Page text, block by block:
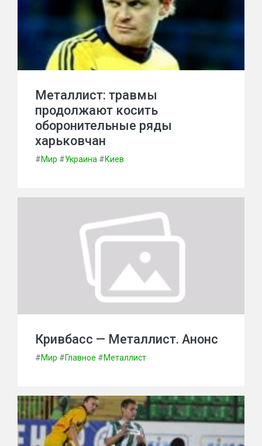
Металлист: травмы
продолжают косить
оборонительные ряды
харьковчан
#Мир #Украина #Киев
Кривбасс — Металлист. Анонс
#Мир #Главное #Металлист